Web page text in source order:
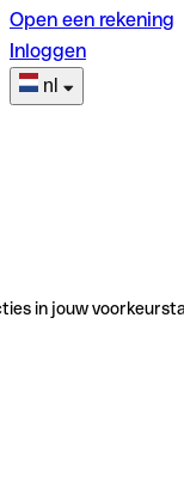
Open een rekening
Inloggen
nl
in jouw